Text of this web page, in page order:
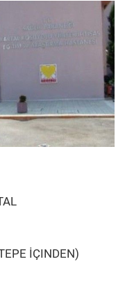
İÇINDEN)